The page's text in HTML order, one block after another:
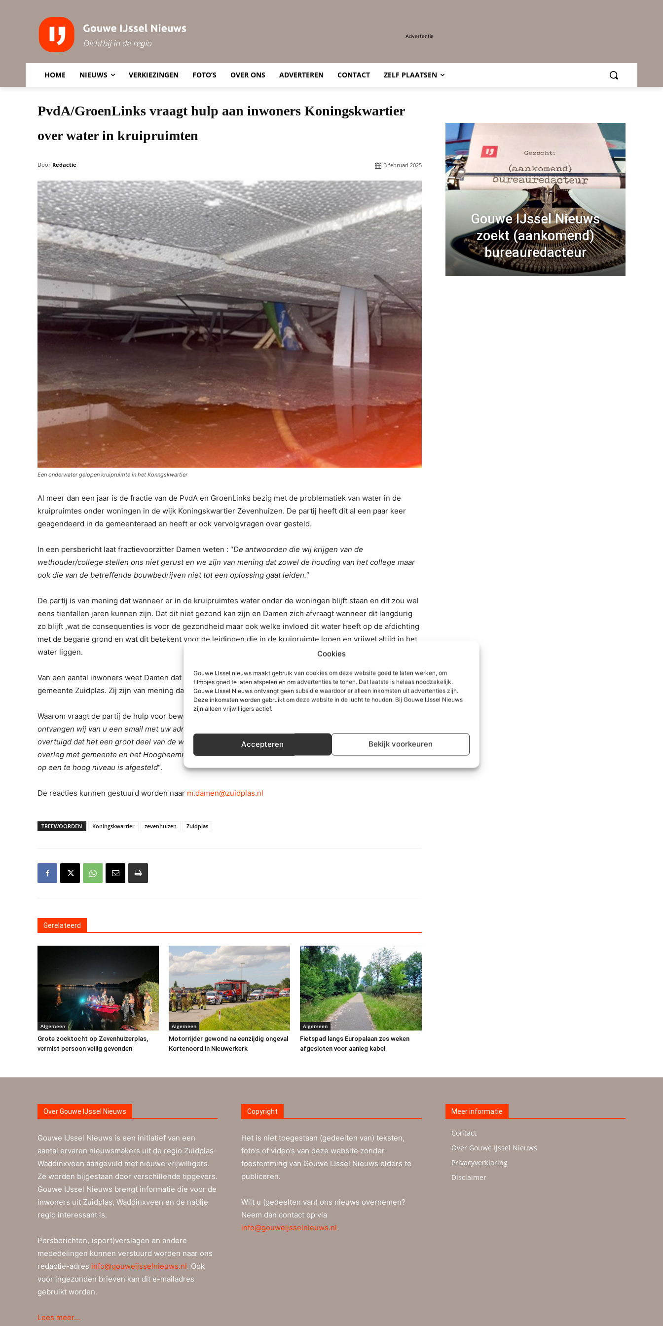
Cookies
Gouwe IJssel nieuws maakt gebruik van cookies om deze website goed te laten werken, om
filmpjes goed te laten afspelen en om advertenties te tonen. Dat laatste is helaas noodzakelijk.
Gouwe IJssel Nieuws ontvangt geen subsidie waardoor er alleen inkomsten uit advertenties zijn.
Deze inkomsten worden gebruikt om deze website in de lucht te houden. Bij Gouwe IJssel Nieuws
zijn alleen vrijwilligers actief.
Accepteren Bekijk voorkeuren
Advertentie
HOME NIEUWS VERKIEZINGEN FOTO’S OVER ONS ADVERTEREN CONTACT ZELF PLAATSEN
PvdA/GroenLinks vraagt hulp aan inwoners Koningskwartier
over water in kruipruimten
Door Redactie 3 februari 2025
Een onderwater gelopen kruipruimte in het Konngskwartier
Al meer dan een jaar is de fractie van de PvdA en GroenLinks bezig met de problematiek van water in de
kruipruimtes onder woningen in de wijk Koningskwartier Zevenhuizen. De partij heeft dit al een paar keer
geagendeerd in de gemeenteraad en heeft er ook vervolgvragen over gesteld.
In een persbericht laat fractievoorzitter Damen weten : “De antwoorden die wij krijgen van de
wethouder/college stellen ons niet gerust en we zijn van mening dat zowel de houding van het college maar
ook die van de betreffende bouwbedrijven niet tot een oplossing gaat leiden.“
De partij is van mening dat wanneer er in de kruipruimtes water onder de woningen blijft staan en dit zou wel
eens tientallen jaren kunnen zijn. Dat dit niet gezond kan zijn en Damen zich afvraagt wanneer dit langdurig
zo blijft ,wat de consequenties is voor de gezondheid maar ook welke invloed dit water heeft op de afdichting
met de begane grond en wat dit betekent voor de leidingen die in de kruipruimte lopen en vrijwel altijd in het
water liggen.
Van een aantal inwoners weet Damen dat zij overwegen om juridische procedures te starten tegen de
gemeente Zuidplas. Zij zijn van mening dat de gemeente te weinig toezicht heeft georganiseerd.
Waarom vraagt de partij de hulp voor bewoners? Die vraag kan raadslid Damen beantwoorden:”
ontvangen wij van u een email met uw adres en een foto van het water in de kruipruimte. We zijn ervan
overtuigd dat het een groot deel van de wijk betreft. Met de informatie gaan wij verzoeken om een ambtelijk
overleg met gemeente en het Hoogheemraadschap omdat we het vermoeden hebben dat ook het grondwater
op een te hoog niveau is afgesteld“.
De reacties kunnen gestuurd worden naar m.damen@zuidplas.nl
TREFWOORDEN Koningskwartier zevenhuizen Zuidplas
Gerelateerd
Algemeen
Grote zoektocht op Zevenhuizerplas,
vermist persoon veilig gevonden
Algemeen
Motorrijder gewond na eenzijdig ongeval
Kortenoord in Nieuwerkerk
Algemeen
Fietspad langs Europalaan zes weken
afgesloten voor aanleg kabel
Gouwe IJssel Nieuws
zoekt (aankomend)
bureauredacteur
Over Gouwe IJssel Nieuws
Gouwe IJssel Nieuws is een initiatief van een
aantal ervaren nieuwsmakers uit de regio Zuidplas-
Waddinxveen aangevuld met nieuwe vrijwilligers.
Ze worden bijgestaan door verschillende tipgevers.
Gouwe IJssel Nieuws brengt informatie die voor de
inwoners uit Zuidplas, Waddinxveen en de nabije
regio interessant is.
Persberichten, (sport)verslagen en andere
mededelingen kunnen verstuurd worden naar ons
redactie-adres info@gouweijsselnieuws.nl. Ook
voor ingezonden brieven kan dit e-mailadres
gebruikt worden.
Lees meer…
Copyright
Het is niet toegestaan (gedeelten van) teksten,
foto’s of video’s van deze website zonder
toestemming van Gouwe IJssel Nieuws elders te
publiceren.
Wilt u (gedeelten van) ons nieuws overnemen?
Neem dan contact op via
info@gouweijsselnieuws.nl.
Meer informatie
Contact
Over Gouwe IJssel Nieuws
Privacyverklaring
Disclaimer